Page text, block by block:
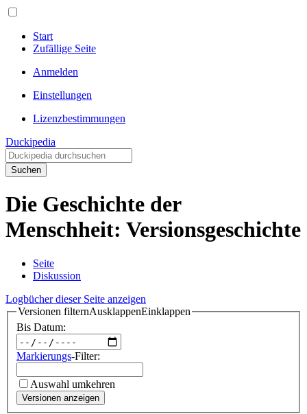
Start
Zufällige Seite
Anmelden
Einstellungen
Lizenzbestimmungen
Duckipedia
Suchen
Die Geschichte der
Menschheit: Versionsgeschichte
Seite
Diskussion
Logbücher dieser Seite anzeigen
Versionen filternAusklappenEinklappen
Bis Datum:
Markierungs-Filter:
Auswahl umkehren
Versionen anzeigen